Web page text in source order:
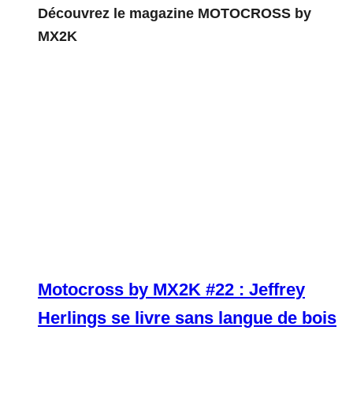
Découvrez le magazine MOTOCROSS by
MX2K
Motocross by MX2K #22 : Jeffrey
Herlings se livre sans langue de bois